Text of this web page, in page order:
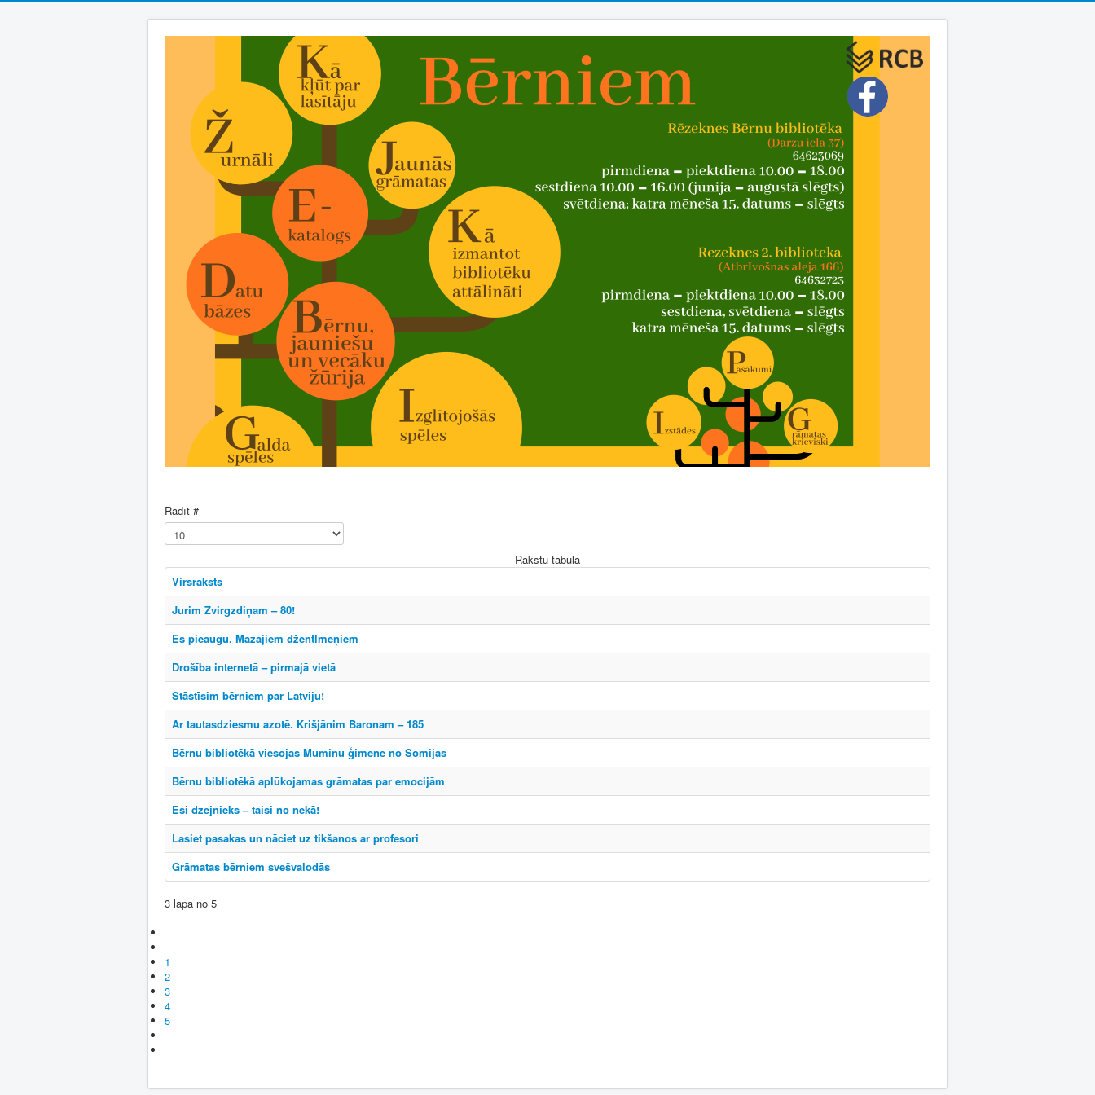
Rādīt #
Rakstu tabula
Virsraksts
Jurim Zvirgzdiņam – 80!
Es pieaugu. Mazajiem džentlmeņiem
Drošība internetā – pirmajā vietā
Stāstīsim bērniem par Latviju!
Ar tautasdziesmu azotē. Krišjānim Baronam – 185
Bērnu bibliotēkā viesojas Muminu ģimene no Somijas
Bērnu bibliotēkā aplūkojamas grāmatas par emocijām
Esi dzejnieks – taisi no nekā!
Lasiet pasakas un nāciet uz tikšanos ar profesori
Grāmatas bērniem svešvalodās
3 lapa no 5
1
2
3
4
5